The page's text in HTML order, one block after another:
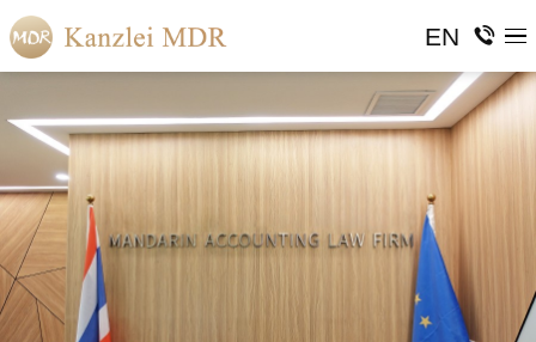
EN
Wir sind Ihr Kammerrat.
Ob der Angeklagte schuldig ist, hängt nicht davon
ab, ob er schuldig ist, sondern ob es Beweise für